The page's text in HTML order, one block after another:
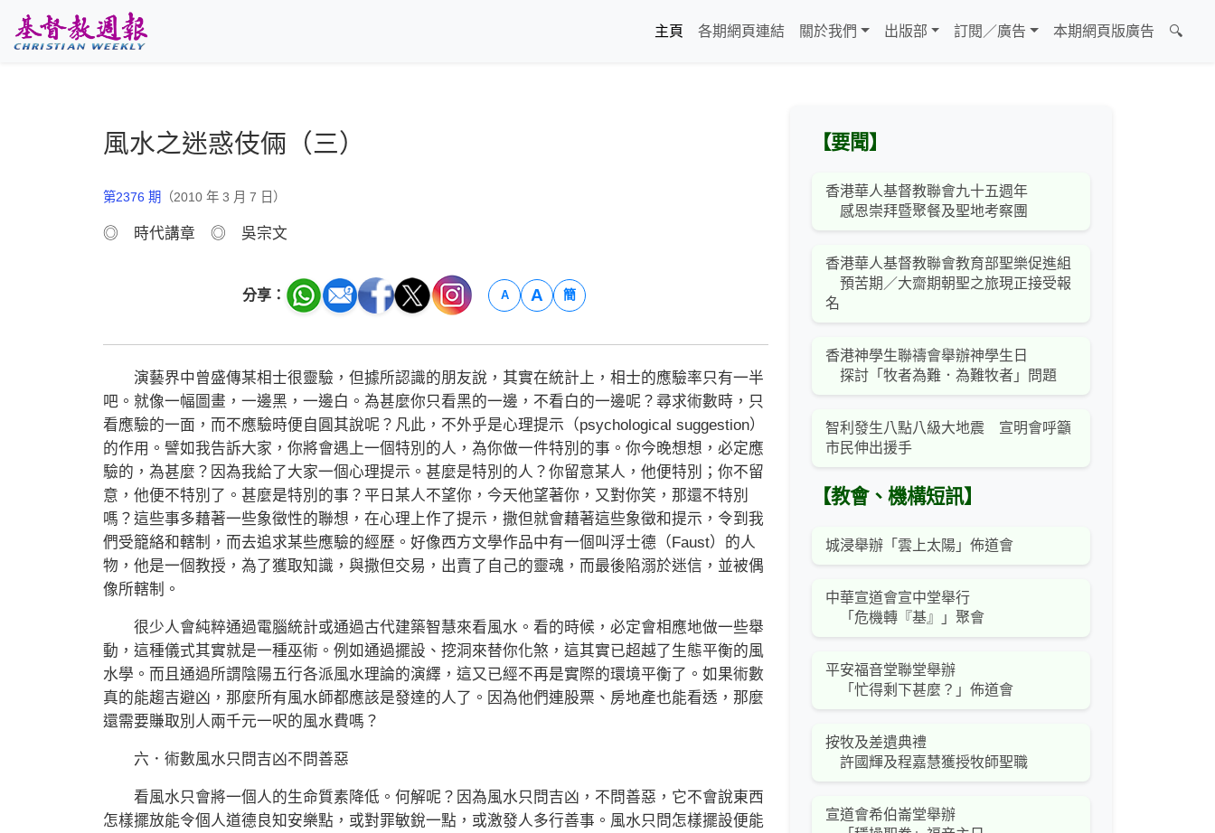
主頁
各期網頁連結 關於我們 出版部 訂閱／廣告 本期網頁版廣告 🔍
風水之迷惑伎倆（三）
第2376 期 （2010 年 3 月 7 日）
◎ 時代講章 ◎ 吳宗文
分享： A A 簡
演藝界中曾盛傳某相士很靈驗，但據所認識的朋友說，其實在統計上，相士的應驗率只有一半
吧。就像一幅圖畫，一邊黑，一邊白。為甚麼你只看黑的一邊，不看白的一邊呢？尋求術數時，只
看應驗的一面，而不應驗時便自圓其說呢？凡此，不外乎是心理提示（psychological suggestion）
的作用。譬如我告訴大家，你將會遇上一個特別的人，為你做一件特別的事。你今晚想想，必定應
驗的，為甚麼？因為我給了大家一個心理提示。甚麼是特別的人？你留意某人，他便特別；你不留
意，他便不特別了。甚麼是特別的事？平日某人不望你，今天他望著你，又對你笑，那還不特別
嗎？這些事多藉著一些象徵性的聯想，在心理上作了提示，撒但就會藉著這些象徵和提示，令到我
們受籠絡和轄制，而去追求某些應驗的經歷。好像西方文學作品中有一個叫浮士德（Faust）的人
物，他是一個教授，為了獲取知識，與撒但交易，出賣了自己的靈魂，而最後陷溺於迷信，並被偶
像所轄制。
很少人會純粹通過電腦統計或通過古代建築智慧來看風水。看的時候，必定會相應地做一些舉
動，這種儀式其實就是一種巫術。例如通過擺設、挖洞來替你化煞，這其實已超越了生態平衡的風
水學。而且通過所謂陰陽五行各派風水理論的演繹，這又已經不再是實際的環境平衡了。如果術數
真的能趨吉避凶，那麼所有風水師都應該是發達的人了。因為他們連股票、房地產也能看透，那麼
還需要賺取別人兩千元一呎的風水費嗎？
六．術數風水只問吉凶不問善惡
看風水只會將一個人的生命質素降低。何解呢？因為風水只問吉凶，不問善惡，它不會說東西
怎樣擺放能令個人道德良知安樂點，或對罪敏銳一點，或激發人多行善事。風水只問怎樣擺設便能
【要聞】
香港華人基督教聯會九十五週年
感恩崇拜暨聚餐及聖地考察團
香港華人基督教聯會教育部聖樂促進組
預苦期／大齋期朝聖之旅現正接受報
名
香港神學生聯禱會舉辦神學生日
探討「牧者為難．為難牧者」問題
智利發生八點八級大地震 宣明會呼籲
市民伸出援手
【教會、機構短訊】
城浸舉辦「雲上太陽」佈道會
中華宣道會宣中堂舉行
「危機轉『基』」聚會
平安福音堂聯堂舉辦
「忙得剩下甚麼？」佈道會
按牧及差遺典禮
許國輝及程嘉慧獲授牧師聖職
宣道會希伯崙堂舉辦